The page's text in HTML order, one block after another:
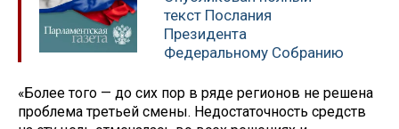
текст Послания
Президента
Федеральному Собранию
«Более того — до сих пор в ряде регионов не решена
проблема третьей смены. Недостаточность средств